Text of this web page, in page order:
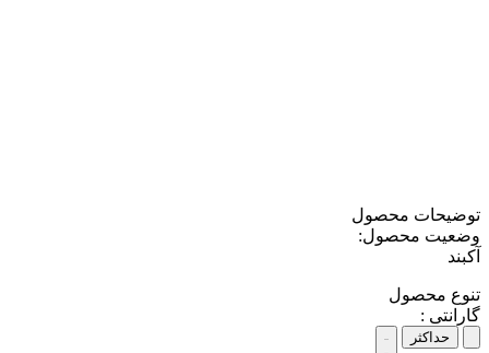
توضیحات محصول
وضعیت محصول:
آکبند
تنوع محصول
گارانتی :
حداکثر